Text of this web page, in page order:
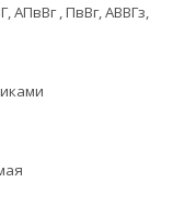
АПвВг , ПвВг, АВВГз,